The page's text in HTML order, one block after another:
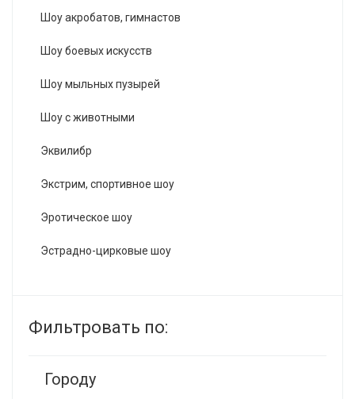
Шоу акробатов, гимнастов
Шоу боевых искусств
Шоу мыльных пузырей
Шоу с животными
Эквилибр
Экстрим, спортивное шоу
Эротическое шоу
Эстрадно-цирковые шоу
Фильтровать по:
Городу